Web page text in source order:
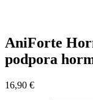
AniForte
podpora
16,90 €